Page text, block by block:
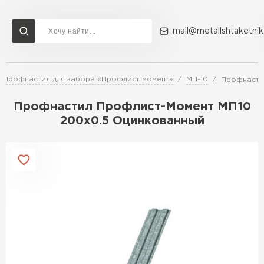
Профнастил для забора «Профлист момент» МП-10
Профнастил Профлист-Момент МП10
200х0.5 Оцинкованный
Доставка и оплата Акции О компании Контакты
Перейти в каталог